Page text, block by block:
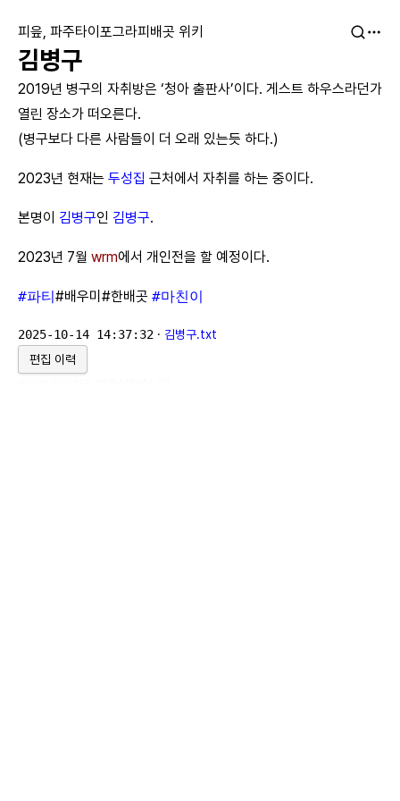
피읖, 파주타이포그라피배곳 위키
김병구
2019년 병구의 자취방은 ‘청아 출판사’이다. 게스트 하우스라던가
열린 장소가 떠오른다.
(병구보다 다른 사람들이 더 오래 있는듯 하다.)
2023년 현재는 두성집 근처에서 자취를 하는 중이다.
본명이 김병구인 김병구.
2023년 7월 wrm에서 개인전을 할 예정이다.
#파티#배우미#한배곳 #마친이
2025-10-14 14:37:32 · 김병구.txt
편집 이력